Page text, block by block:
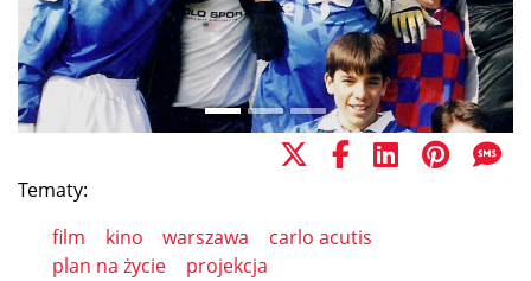
Tematy:
film
kino warszawa
carlo acutis
plan na życie
projekcja